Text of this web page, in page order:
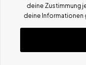
deine Zustimmung
deine Informationen